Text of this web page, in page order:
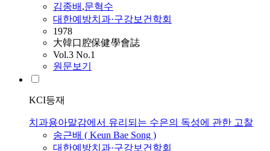
김종배 ,문혁수
대한예방치과·구강보건학회
1978
大韓口腔保健學會誌
Vol.3 No.1
원문보기
KCI등재
치과용아말감에서 유리되는 수은의 독성에 관한 고찰
송근배 ( Keun Bae Song )
대한예방치과·구강보건학회